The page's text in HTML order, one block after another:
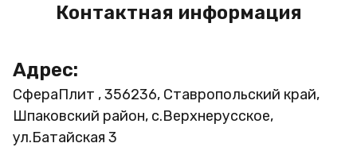
Контактная информация
Адрес:
СфераПлит , 356236, Ставропольский край,
Шпаковский район, с.Верхнерусское,
ул.Батайская 3